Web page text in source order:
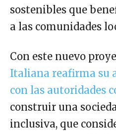
sostenibles que
a las comunidades
Con este nuevo
Italiana reafirma su
con las autoridades
construir una
inclusiva, que